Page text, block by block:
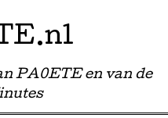
PA0ETE en van de